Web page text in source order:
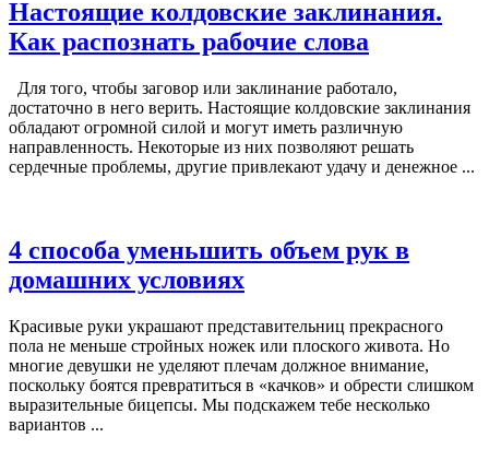
Настоящие колдовские заклинания.
Как распознать рабочие слова
Для того, чтобы заговор или заклинание работало,
достаточно в него верить. Настоящие колдовские заклинания
обладают огромной силой и могут иметь различную
направленность. Некоторые из них позволяют решать
сердечные проблемы, другие привлекают удачу и денежное ...
4 способа уменьшить объем рук в
домашних условиях
Красивые руки украшают представительниц прекрасного
пола не меньше стройных ножек или плоского живота. Но
многие девушки не уделяют плечам должное внимание,
поскольку боятся превратиться в «качков» и обрести слишком
выразительные бицепсы. Мы подскажем тебе несколько
вариантов ...